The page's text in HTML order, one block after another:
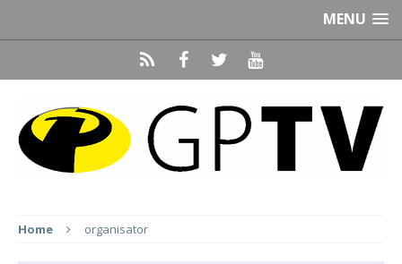
MENU
Home organisator